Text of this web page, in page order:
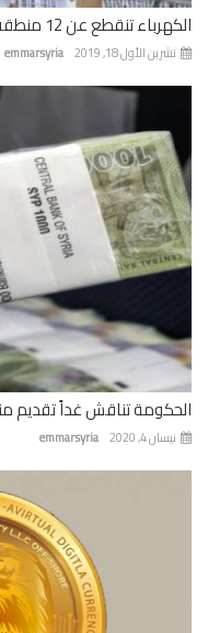
تنقطع عن 12 منطقة في دمشق غداً
emmarsyria الأول 18, 2019
تناقش غداً تقديم منحة
emmarsyria 4, 2020